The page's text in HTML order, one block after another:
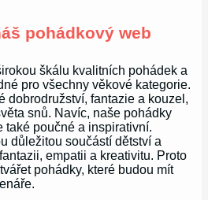
pohádkový web
škálu kvalitních pohádek a
pro všechny věkové kategorie.
dobrodružství, fantazie a kouzel,
snů. Navíc, naše pohádky
také poučné a inspirativní.
důležitou součástí dětství a
empatii a kreativitu. Proto
pohádky, které budou mít